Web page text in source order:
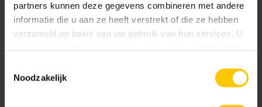
partners kunnen deze gegevens combineren met andere
informatie die u aan ze heeft verstrekt of die ze hebben
verzameld op basis van uw gebruik van hun services. U
Noodzakelijk